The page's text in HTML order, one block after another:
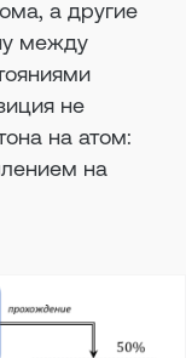
а другие
между
не
на атом:
на